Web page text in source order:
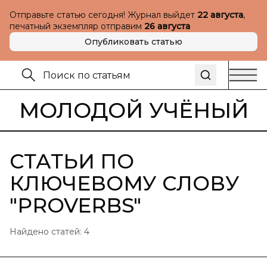
Отправьте статью сегодня! Журнал выйдет 22 августа,
печатный экземпляр отправим 26 августа
Опубликовать статью
МОЛОДОЙ УЧЁНЫЙ
СТАТЬИ ПО
КЛЮЧЕВОМУ СЛОВУ
"PROVERBS"
Найдено статей: 4